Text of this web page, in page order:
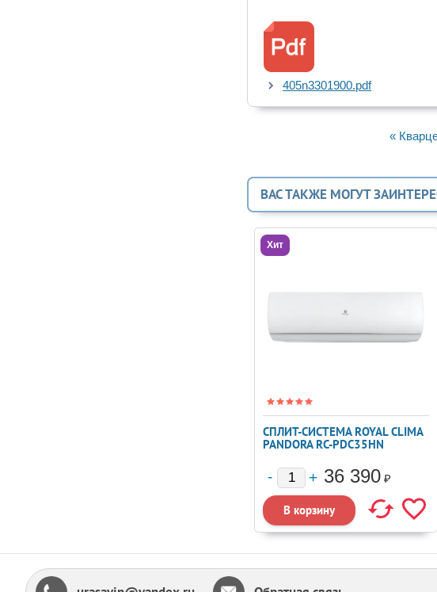
405n3301900.pdf
«
ВАС ТАКЖЕ МОГУТ
Хит
СПЛИТ-СИСТЕМА ROYAL CLIMA
PANDORA RC-PDC35HN
36 390 ₽